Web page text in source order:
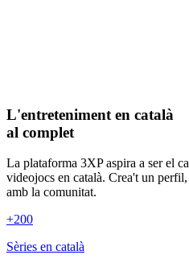
L'entreteniment en català
al complet
La plataforma 3XP aspira a ser el
videojocs en català. Crea't un
amb la comunitat.
+200
Sèries en català